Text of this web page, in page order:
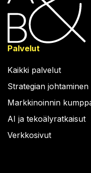
Palvelut
Kaikki palvelut
Strategian johtaminen
Markkinoinnin
AI ja tekoälyratkaisut
Verkkosivut